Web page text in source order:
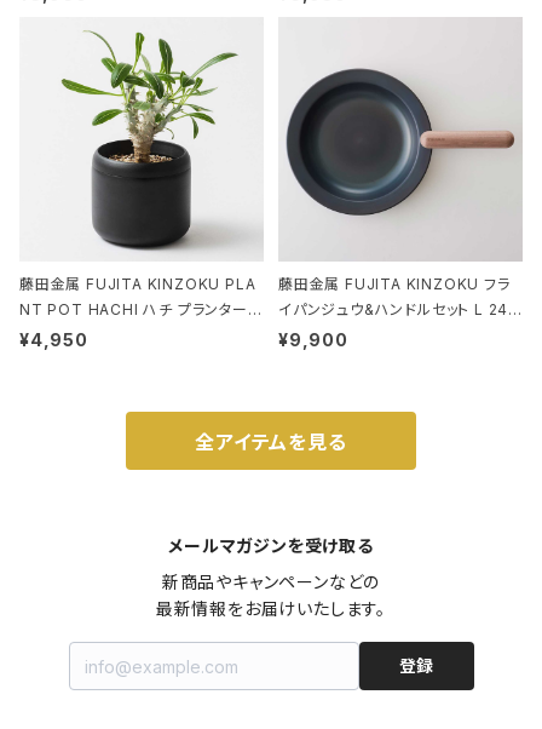
ド.ピーナッツ-0P 3Dグラス
藤田金属 FUJITA KINZOKU PLA
NT POT HACHI ハチ プランターポ
ット 3号 ブラック
¥4,950
藤田金属 FUJITA KINZOKU フラ
イパンジュウ&ハンドルセット L 24c
m ガス火・IH対応 鉄フライパン ウォ
¥9,900
全アイテムを見る
メールマガジンを受け取る
新商品やキャンペーンなどの
最新情報をお届けいたします。
登録